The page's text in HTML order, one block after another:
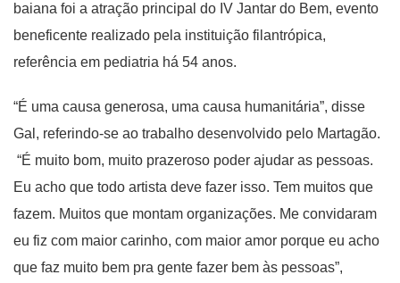
baiana foi a atração principal do IV Jantar do Bem, evento
beneficente realizado pela instituição filantrópica,
referência em pediatria há 54 anos.
“É uma causa generosa, uma causa humanitária”, disse
Gal, referindo-se ao trabalho desenvolvido pelo Martagão.
“É muito bom, muito prazeroso poder ajudar as pessoas.
Eu acho que todo artista deve fazer isso. Tem muitos que
fazem. Muitos que montam organizações. Me convidaram
eu fiz com maior carinho, com maior amor porque eu acho
que faz muito bem pra gente fazer bem às pessoas”,